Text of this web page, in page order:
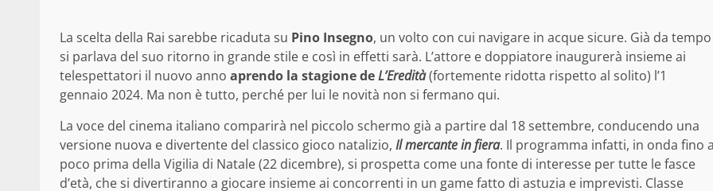
La scelta della Rai sarebbe ricaduta su Pino Insegno, un volto con cui navigare in acque sicure. Già da tempo
si parlava del suo ritorno in grande stile e così in effetti sarà. L’attore e doppiatore inaugurerà insieme ai
telespettatori il nuovo anno aprendo la stagione deL’Eredità(fortemente ridotta rispetto al solito) l’1
gennaio 2024. Ma non è tutto, perché per lui le novità non si fermano qui.
La voce del cinema italiano comparirà nel piccolo schermo già a partire dal 18 settembre, conducendo una
versione nuova e divertente del classico gioco natalizio, Il mercante in fiera. Il programma infatti, in onda fino
poco prima della Vigilia di Natale (22 dicembre), si prospetta come una fonte di interesse per tutte le fasce
d’età, che si divertiranno a giocare insieme ai concorrenti in un game fatto di astuzia e imprevisti. Classe